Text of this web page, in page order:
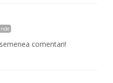
comentari!